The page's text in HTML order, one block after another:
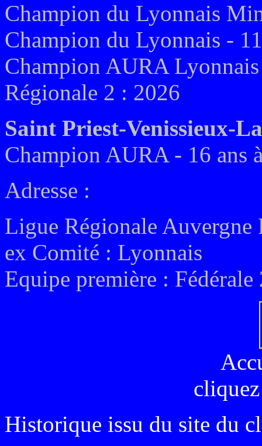
Champion du Lyonnais
Champion du Lyonnais -
Champion AURA
Régionale 2 : 2026
Saint Priest-Venissieux-
Champion AURA - 16 ans
Adresse :
Ligue Régionale Auvergne
ex Comité : Lyonnais
Equipe première : Fédérale
Historique issu du site du